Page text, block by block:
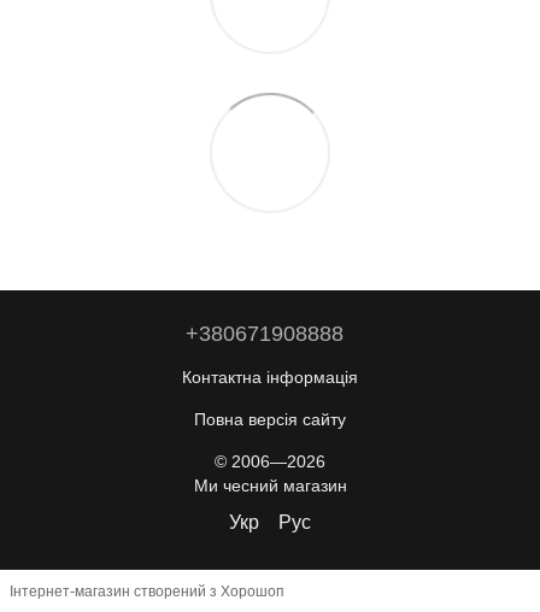
+380671908888
Контактна інформація
Повна версія сайту
© 2006—2026
Ми чесний магазин
Укр Рус
Інтернет-магазин створений з Хорошоп